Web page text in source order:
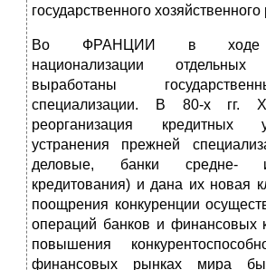
государственного
Во ФРАНЦИИ в ходе
национализации
выработаны
специализации. В 80-х гг.
реорганизация кредитных
устранения прежней
деловые, банки средне- и
кредитования) и дана их новая
поощрения конкуренции
операций банков и финансовых
повышения
финансовых рынках мира